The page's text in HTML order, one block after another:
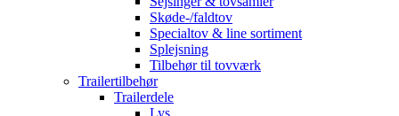
Skøde-/faldtov
Specialtov & line sortiment
Splejsning
Tilbehør til tovværk
Trailertilbehør
Trailerdele